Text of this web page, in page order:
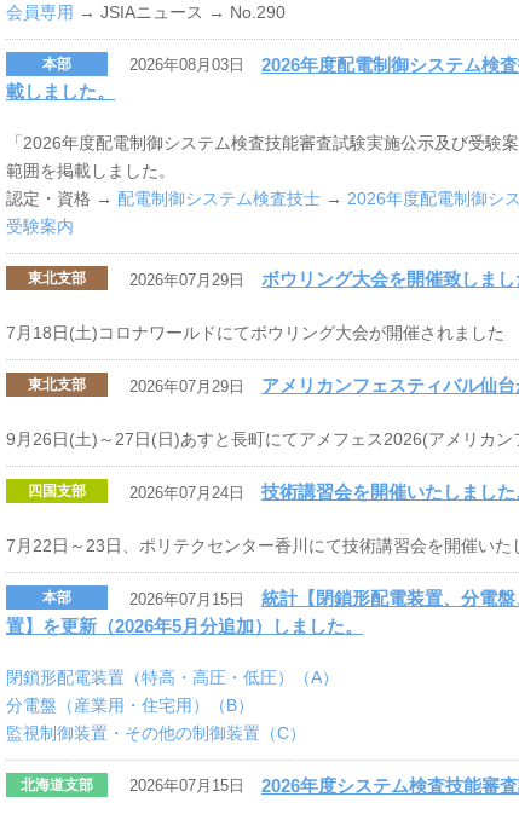
会員専用 → JSIAニュース → No.290
本部 2026年08月03日
2026年度配電制御システム検
載しました。
「2026年度配電制御システム検査技能審査試験実施公示及び受験
範囲を掲載しました。
認定・資格 → 配電制御システム検査技士 → 2026年度配電制御シ
受験案内
東北支部 2026年07月29日 ボウリング大会を開催致しまし
7月18日(土)コロナワールドにてボウリング大会が開催されました
東北支部 2026年07月29日 アメリカンフェスティバル仙
9月26日(土)～27日(日)あすと長町にてアメフェス2026(アメリカ
四国支部 2026年07月24日 技術講習会を開催いたしました
7月22日～23日、ポリテクセンター香川にて技術講習会を開催いた
本部 2026年07月15日
統計【閉鎖形配電装置、分電
置】を更新（2026年5月分追加）しました。
閉鎖形配電装置（特高・高圧・低圧）（A）
分電盤（産業用・住宅用）（B）
監視制御装置・その他の制御装置（C）
北海道支部 2026年07月15日 2026年度システム検査技能審